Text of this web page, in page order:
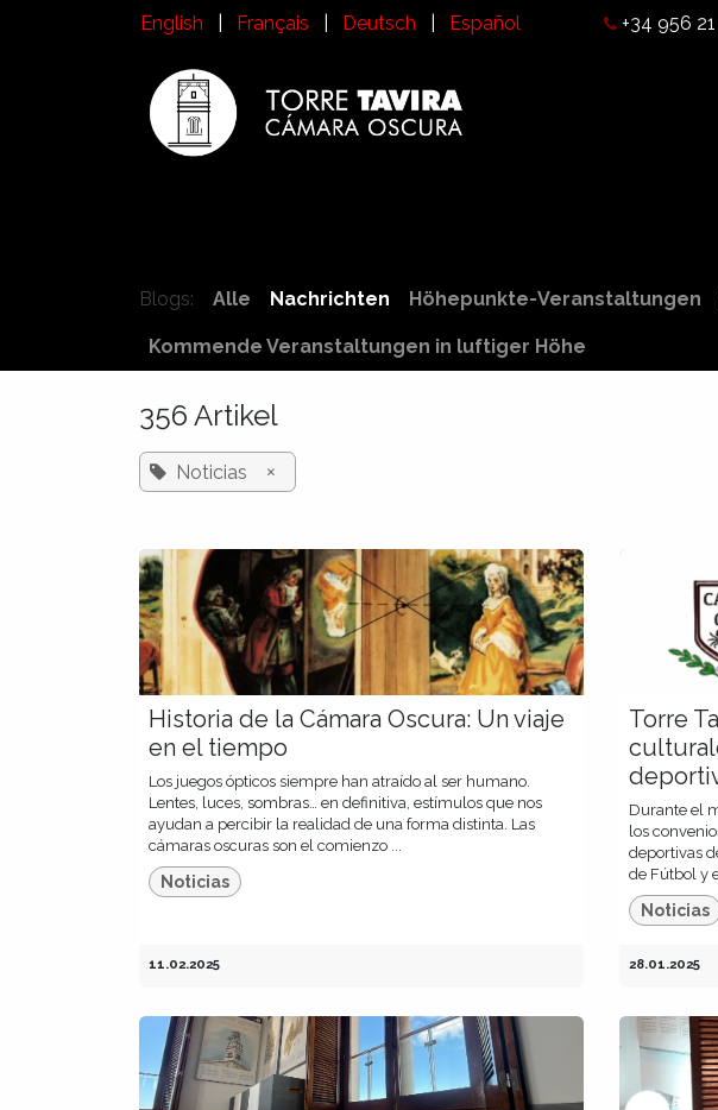
Zum Inhalt springenEnglish Français Deutsch Español +34 956
Blogs: Alle Nachrichten Höhepunkte-Veranstaltungen
Kommende Veranstaltungen in luftiger Höhe
356 Artikel
Noticias ×
Historia de la Cámara Oscura: Un viaje
en el tiempo
Los juegos ópticos siempre han atraído al ser humano.
Lentes, luces, sombras… en definitiva, estímulos que nos
ayudan a percibir la realidad de una forma distinta. Las
cámaras oscuras son el comienzo ...
Noticias
11.02.2025
Torre
Durante el
los
deportivas
de Fútbol y
Noticias
28.01.2025